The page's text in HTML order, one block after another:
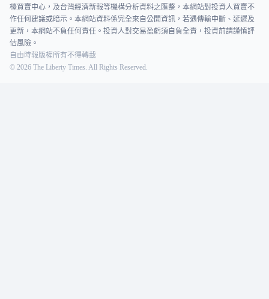
檯買賣中心，及台灣經濟新報等機構分析資料之匯整，本網站對投資人買賣不
作任何建議或暗示。本網站資料係完全來自公開資訊，若遇傳輸中斷、延遲及
更新，本網站不負任何責任。投資人對交易盈虧須自負全責，投資前請謹慎評
估風險。
自由時報版權所有不得轉載
© 2026 The Liberty Times. All Rights Reserved.